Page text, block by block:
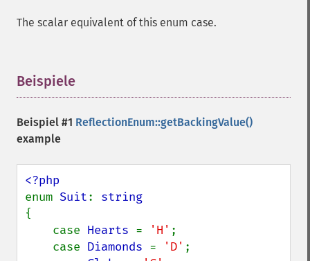
The scalar equivalent of this enum case.
Beispiele
Beispiel #1 ReflectionEnum::getBackingValue()
example
enum Suit:
{
    case
Hearts = 'H' ;
    case
Diamonds = 'D' ;